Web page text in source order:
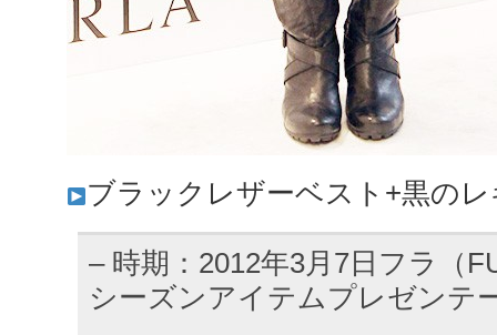
ブラックレザーベスト+黒の
– 時期：2012年3月7日フラ（
シーズンアイテムプレゼンテ